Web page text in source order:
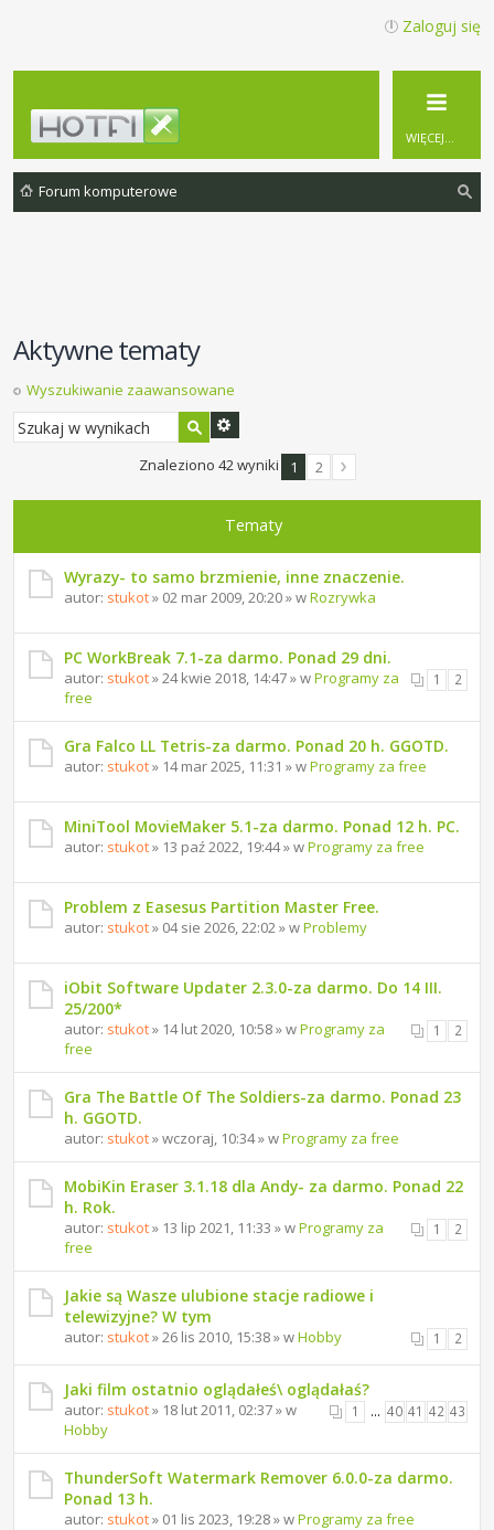
Zaloguj się
WIĘCEJ…
Forum komputerowe
Aktywne tematy
Wyszukiwanie zaawansowane
Znaleziono 42 wyniki 1 2
Tematy
Wyrazy- to samo brzmienie, inne znaczenie.
autor: stukot» 02 mar 2009, 20:20 » wRozrywka
PC WorkBreak 7.1-za darmo. Ponad 29 dni.
1 2
autor: stukot» 24 kwie 2018, 14:47 » wProgramy za
free
Gra Falco LL Tetris-za darmo. Ponad 20 h. GGOTD.
autor: stukot» 14 mar 2025, 11:31 » wProgramy za free
MiniTool MovieMaker 5.1-za darmo. Ponad 12 h. PC.
autor: stukot» 13 paź 2022, 19:44 » wProgramy za free
Problem z Easesus Partition Master Free.
autor: stukot» 04 sie 2026, 22:02 » wProblemy
iObit Software Updater 2.3.0-za darmo. Do 14 III.
25/200*
1 2
autor: stukot» 14 lut 2020, 10:58 » wProgramy za
free
Gra The Battle Of The Soldiers-za darmo. Ponad 23
h. GGOTD.
autor: stukot» wczoraj, 10:34 » wProgramy za free
MobiKin Eraser 3.1.18 dla Andy- za darmo. Ponad 22
h. Rok.
1 2
autor: stukot» 13 lip 2021, 11:33 » wProgramy za
free
Jakie są Wasze ulubione stacje radiowe i
telewizyjne? W tym
1 2
autor: stukot» 26 lis 2010, 15:38 » wHobby
Jaki film ostatnio oglądałeś\ oglądałaś?
1 … 40 41 42 43
autor: stukot» 18 lut 2011, 02:37 » w
Hobby
ThunderSoft Watermark Remover 6.0.0-za darmo.
Ponad 13 h.
autor: stukot» 01 lis 2023, 19:28 » wProgramy za free